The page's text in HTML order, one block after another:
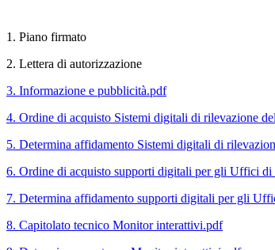
1. Piano firmato
2. Lettera di autorizzazione
3. Informazione e pubblicità.pdf
4. Ordine di acquisto Sistemi digitali di rilevazione
5. Determina affidamento Sistemi digitali di
6. Ordine di acquisto supporti digitali per gli Uffici di
7. Determina affidamento supporti digitali per gli
8. Capitolato tecnico Monitor interattivi.pdf